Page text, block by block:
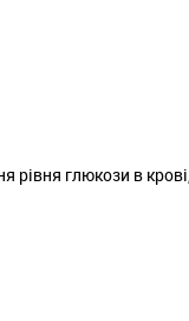
рівня глюкози в